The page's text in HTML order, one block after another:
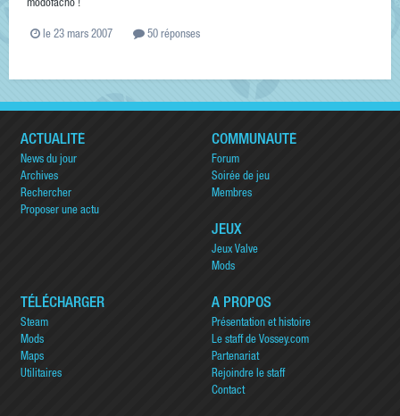
modofacho !
le 23 mars 2007 50 réponses
ACTUALITÉ
News du jour
Archives
Rechercher
Proposer une actu
COMMUNAUTÉ
Forum
Soirée de jeu
Membres
JEUX
Jeux Valve
Mods
TÉLÉCHARGER
Steam
Mods
Maps
Utilitaires
A PROPOS
Présentation et histoire
Le staff de Vossey.com
Partenariat
Rejoindre le staff
Contact